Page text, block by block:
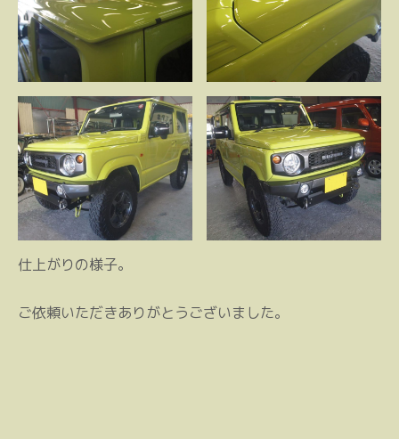
仕上がりの様子。
ご依頼いただきありがとうございました。